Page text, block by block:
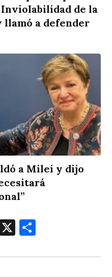
de la
llamó a defender
a Milei y dijo
X